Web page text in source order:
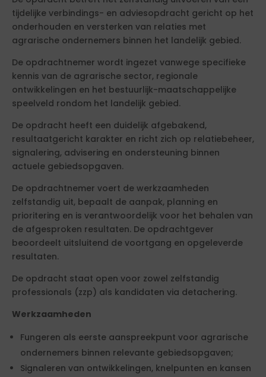
tijdelijke verbindings- en adviesopdracht gericht op het
onderhouden en versterken van relaties met
agrarische ondernemers binnen het landelijk gebied.
De opdrachtnemer wordt ingezet vanwege specifieke
kennis van de agrarische sector, regionale
ontwikkelingen en het bestuurlijk-maatschappelijke
speelveld rondom het landelijk gebied.
De opdracht heeft een duidelijk afgebakend,
resultaatgericht karakter en richt zich op relatiebeheer,
signalering, advisering en ondersteuning binnen
actuele gebiedsopgaven.
De opdrachtnemer voert de werkzaamheden
zelfstandig uit, bepaalt de aanpak, planning en
prioritering en is verantwoordelijk voor het behalen van
de afgesproken resultaten. De opdrachtgever
beoordeelt uitsluitend de voortgang en opgeleverde
resultaten.
De opdracht staat open voor zowel zelfstandig
professionals (zzp) als kandidaten via detachering.
Werkzaamheden
Fungeren als eerste aanspreekpunt voor agrarische
ondernemers binnen relevante gebiedsopgaven;
Signaleren van ontwikkelingen, knelpunten en kansen